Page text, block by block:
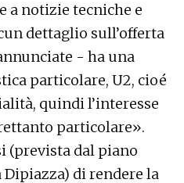
a notizie tecniche e
dettaglio sull’offerta
- ha una
particolare, U2, cioé
quindi l’interesse
particolare».
(prevista dal piano
di rendere la